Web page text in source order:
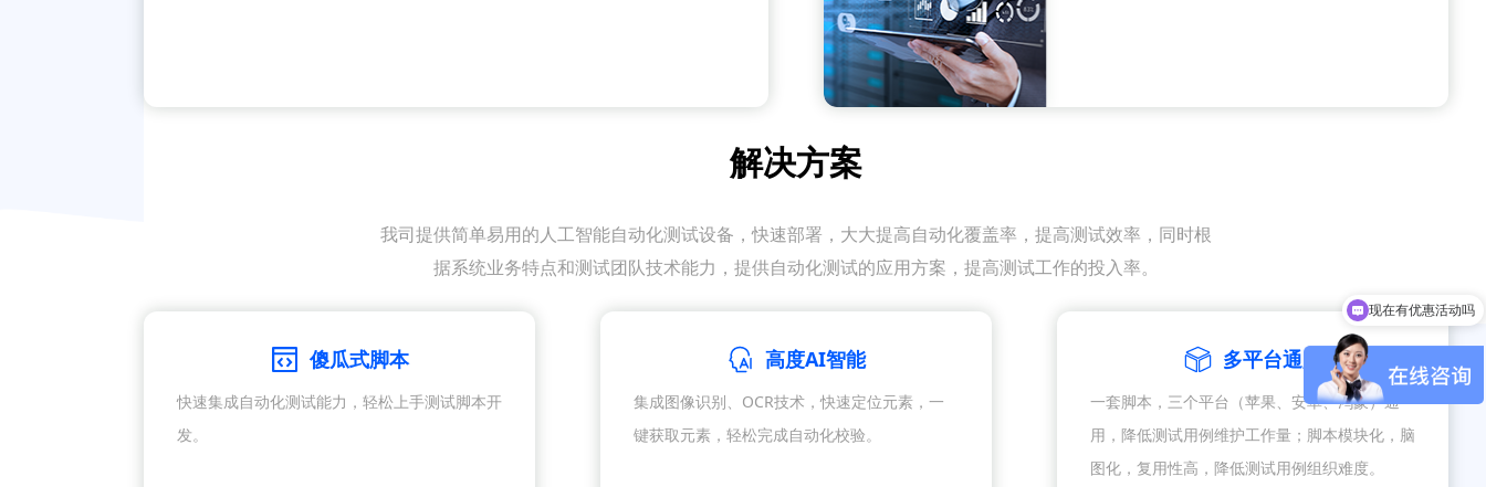
解决方案
我司提供简单易用的人工智能自动化测试设备，快速部署，大大提高自动化覆盖率，提高测试效率，同时根
据系统业务特点和测试团队技术能力，提供自动化测试的应用方案，提高测试工作的投入率。
傻瓜式脚本
快速集成自动化测试能力，轻松上手测试脚本开
发。
高度AI智能
集成图像识别、OCR技术，快速定位元素，一
键获取元素，轻松完成自动化校验。
多平台通用
一套脚本，三个平台（苹果、安卓、鸿蒙）通
用，降低测试用例维护工作量；脚本模块化，脑
图化，复用性高，降低测试用例组织难度。
现在有优惠活动吗